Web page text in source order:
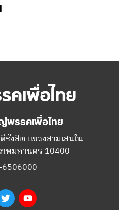
พรรคเพื่อไทย
รังสิต แขวงสามเสนใน
พมหานคร 10400
6506000
Twitter